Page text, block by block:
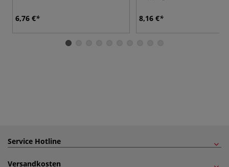
6,76 € 8,16 €
Service Hotline
Versandkosten